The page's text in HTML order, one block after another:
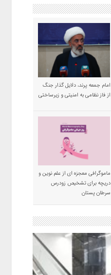
امام جمعه پرند، دلایل گذار جنگ
از فاز نظامی به امنیتی و زیرساختی
ماموگرافی معجزه ای از علم نوین و
دریچه برای تشخیص زودرس
سرطان پستان